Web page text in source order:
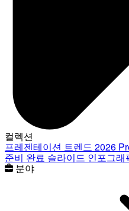
컬렉션
프레젠테이션 트렌드 2026
준비 완료 슬라이드 인포그래
분야